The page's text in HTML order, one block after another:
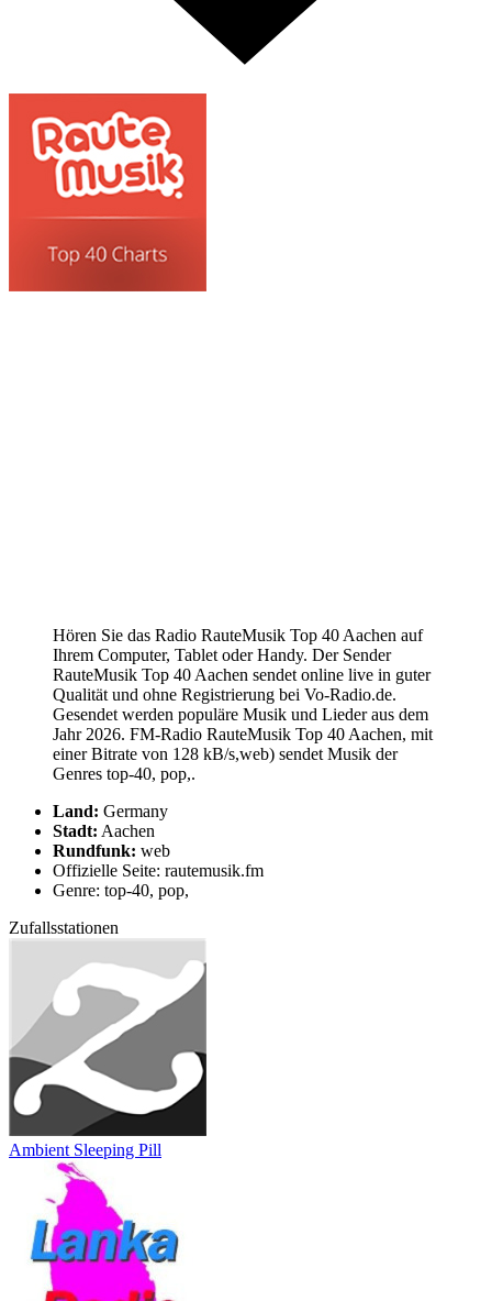
Hören Sie das Radio RauteMusik Top 40 Aachen auf
Ihrem Computer, Tablet oder Handy. Der Sender
RauteMusik Top 40 Aachen sendet online live in guter
Qualität und ohne Registrierung bei Vo-Radio.de.
Gesendet werden populäre Musik und Lieder aus dem
Jahr 2026. FM-Radio RauteMusik Top 40 Aachen, mit
einer Bitrate von 128 kB/s,web) sendet Musik der
Genres top-40, pop,.
Land: Germany
Stadt: Aachen
Rundfunk: web
Offizielle Seite: rautemusik.fm
Genre: top-40, pop,
Zufallsstationen
Ambient Sleeping Pill